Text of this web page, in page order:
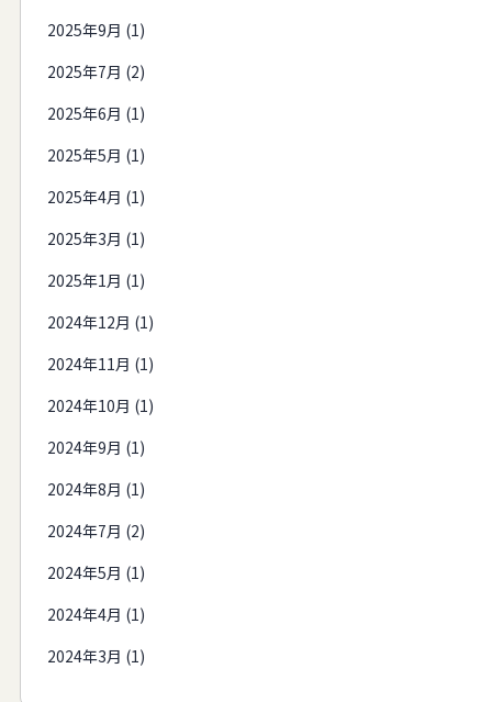
2025年9月 (1)
2025年7月 (2)
2025年6月 (1)
2025年5月 (1)
2025年4月 (1)
2025年3月 (1)
2025年1月 (1)
2024年12月 (1)
2024年11月 (1)
2024年10月 (1)
2024年9月 (1)
2024年8月 (1)
2024年7月 (2)
2024年5月 (1)
2024年4月 (1)
2024年3月 (1)